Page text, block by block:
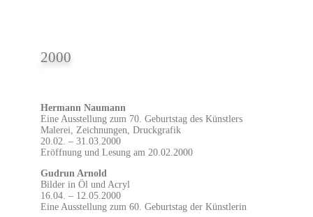
2000
Hermann Naumann
Eine Ausstellung zum 70. Geburtstag des Künstlers
Malerei, Zeichnungen, Druckgrafik
20.02. – 31.03.2000
Eröffnung und Lesung am 20.02.2000
Gudrun Arnold
Bilder in Öl und Acryl
16.04. – 12.05.2000
Eine Ausstellung zum 60. Geburtstag der Künstlerin